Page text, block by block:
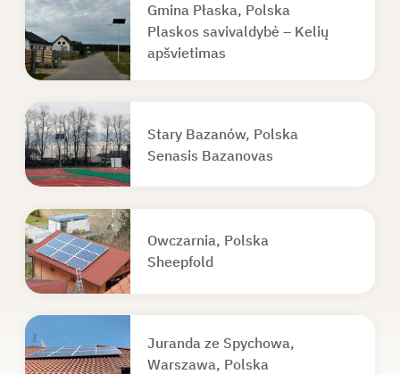
Gmina Płaska, Polska
Plaskos savivaldybė – Kelių
apšvietimas
Stary Bazanów, Polska
Senasis Bazanovas
Owczarnia, Polska
Sheepfold
Juranda ze Spychowa,
Warszawa, Polska